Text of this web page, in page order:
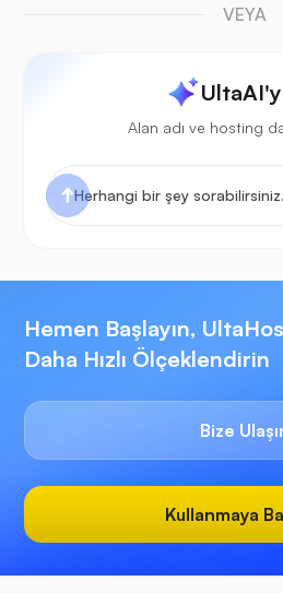
VEYA
Alan adı ve hosting
Hemen Başlayın,
Daha Hızlı Ölçeklendirin
Bize
Kullanmaya